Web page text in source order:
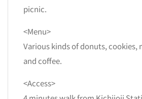
picnic.
<Menu>
Various kinds of donuts, cookies,
and coffee.
<Access>